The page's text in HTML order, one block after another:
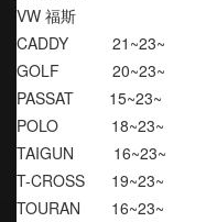
VW 福斯
CADDY          21~23~
GOLF            20~23~
PASSAT        15~23~
POLO            18~23~
TAIGUN         16~23~
T-CROSS      19~23~
TOURAN       16~23~